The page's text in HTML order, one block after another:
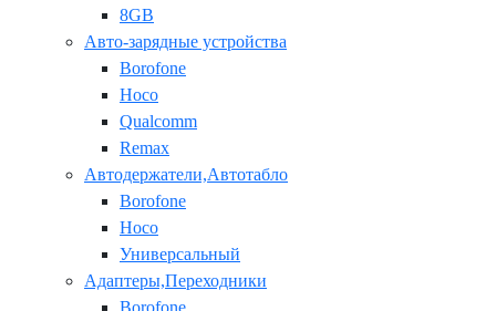
8GB
Авто-зарядные устройства
Borofone
Hoco
Qualcomm
Remax
Автодержатели,Автотабло
Borofone
Hoco
Универсальный
Адаптеры,Переходники